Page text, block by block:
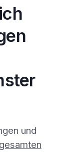
und